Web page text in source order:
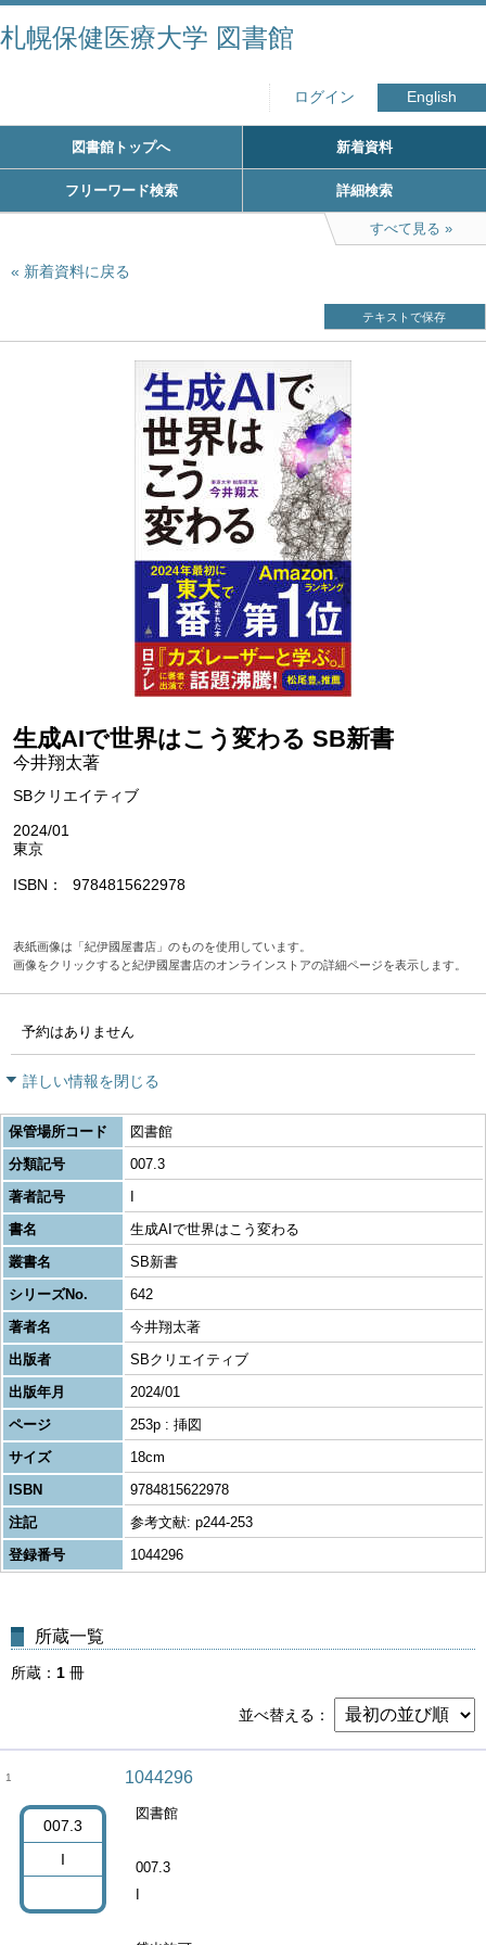
札幌保健医療大学 図書館
ログイン English
図書館トップへ 新着資料
フリーワード検索 詳細検索
すべて見る
新着資料に戻る
テキストで保存
生成AIで世界はこう変わる SB新書
今井翔太著
SBクリエイティブ
2024/01
東京
ISBN 9784815622978
表紙画像は「紀伊國屋書店」のものを使用しています。
画像をクリックすると紀伊國屋書店のオンラインストアの詳細ページを表示します。
予約はありません
詳しい情報を閉じる
保管場所コード
図書館
分類記号
007.3
著者記号
書名
生成AIで世界はこう変わる
叢書名
SB新書
シリーズNo.
642
著者名
今井翔太著
出版者
SBクリエイティブ
出版年月
2024/01
ページ
253p : 挿図
サイズ
18cm
ISBN
9784815622978
注記
参考文献: p244-253
登録番号
1044296
所蔵一覧
所蔵 1 冊
並べ替える
1
007.3
I
1044296
図書館
007.3